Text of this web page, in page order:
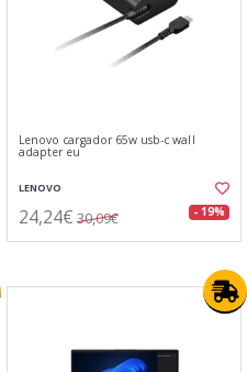
Lenovo cargador 65w usb-c wall
adapter eu
LENOVO
24,24€ 30,09€ - 19%